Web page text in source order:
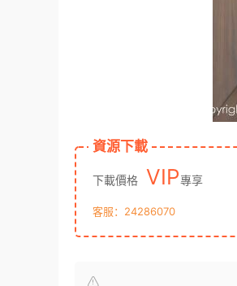
資源下載
下載價格 VIP專享
客服：24286070